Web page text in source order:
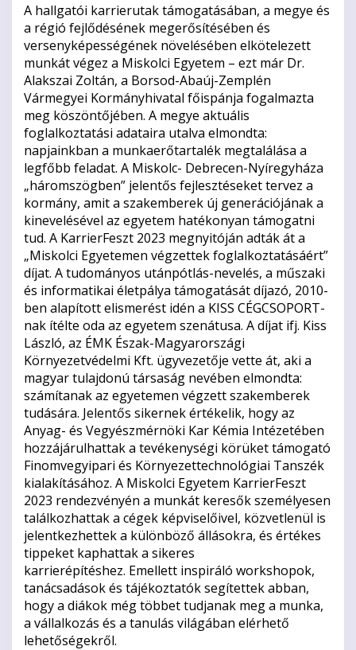
A hallgatói karrierutak támogatásában, a megye és
a régió fejlődésének megerősítésében és
versenyképességének növelésében elkötelezett
munkát végez a Miskolci Egyetem – ezt már Dr.
Alakszai Zoltán, a Borsod-Abaúj-Zemplén
Vármegyei Kormányhivatal főispánja fogalmazta
meg köszöntőjében. A megye aktuális
foglalkoztatási adataira utalva elmondta:
napjainkban a munkaerőtartalék megtalálása a
legfőbb feladat. A Miskolc- Debrecen-Nyíregyháza
„háromszögben” jelentős fejlesztéseket tervez a
kormány, amit a szakemberek új generációjának a
kinevelésével az egyetem hatékonyan támogatni
tud. A KarrierFeszt 2023 megnyitóján adták át a
„Miskolci Egyetemen végzettek foglalkoztatásáért”
díjat. A tudományos utánpótlás-nevelés, a műszaki
és informatikai életpálya támogatását díjazó, 2010-
ben alapított elismerést idén a KISS CÉGCSOPORT-
nak ítélte oda az egyetem szenátusa. A díjat ifj. Kiss
László, az ÉMK Észak-Magyarországi
Környezetvédelmi Kft. ügyvezetője vette át, aki a
magyar tulajdonú társaság nevében elmondta:
számítanak az egyetemen végzett szakemberek
tudására. Jelentős sikernek értékelik, hogy az
Anyag- és Vegyészmérnöki Kar Kémia Intézetében
hozzájárulhattak a tevékenységi körüket támogató
Finomvegyipari és Környezettechnológiai Tanszék
kialakításához. A Miskolci Egyetem KarrierFeszt
2023 rendezvényén a munkát keresők személyesen
találkozhattak a cégek képviselőivel, közvetlenül is
jelentkezhettek a különböző állásokra, és értékes
tippeket kaphattak a sikeres
karrierépítéshez. Emellett inspiráló workshopok,
tanácsadások és tájékoztatók segítettek abban,
hogy a diákok még többet tudjanak meg a munka,
a vállalkozás és a tanulás világában elérhető
lehetőségekről.